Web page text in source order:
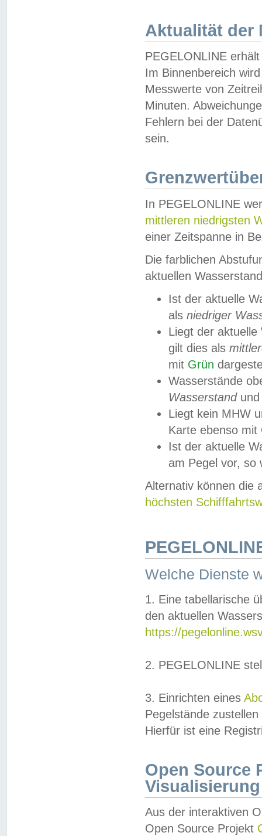
Aktualität der
PEGELONLINE
Im Binnenbereich
Messwerte von
Minuten.
Fehlern bei der
sein.
In PEGELONLINE
mittleren niedrigsten
einer Zeitspanne in
Die farblichen
aktuellen
Ist der aktuelle
als niedriger
Liegt der
gilt dies als
mit Grün
Wasserstände
Wasserstandund
Liegt kein MHW
Karte ebenso mit
Ist der aktuelle
am Pegel vor,
Alternativ können die
höchsten
Welche Dienste
1. Eine tabellarische
den aktuellen
https://
2. PEGELONLINE
3. Einrichten eines
Pegelstände
Hierfür ist eine
Open Source
Visualisierung
Aus der interaktiven
Open Source Projekt